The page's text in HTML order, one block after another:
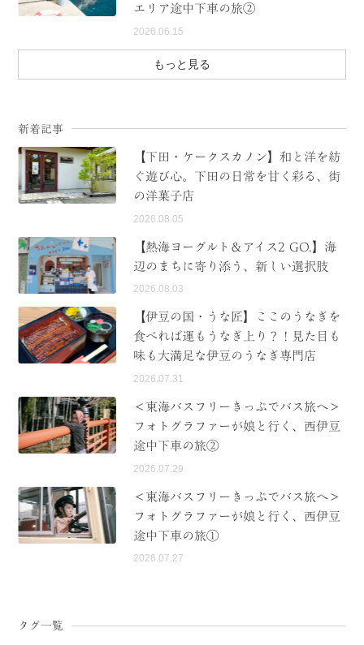
エリア途中下車の旅②
2026.06.15
もっと見る
新着記事
【下田・ケークスカノン】和と洋を紡
ぐ遊び心。下田の日常を甘く彩る、街
の洋菓子店
2026.08.05
【熱海ヨーグルト＆アイス2 GO.】海
辺のまちに寄り添う、新しい選択肢
2026.08.03
【伊豆の国・うな匠】ここのうなぎを
食べれば運もうなぎ上り？！見た目も
味も大満足な伊豆のうなぎ専門店
2026.07.31
＜東海バスフリーきっぷでバス旅へ＞
フォトグラファーが娘と行く、西伊豆
途中下車の旅②
2026.07.29
＜東海バスフリーきっぷでバス旅へ＞
フォトグラファーが娘と行く、西伊豆
途中下車の旅①
2026.07.27
タグ一覧